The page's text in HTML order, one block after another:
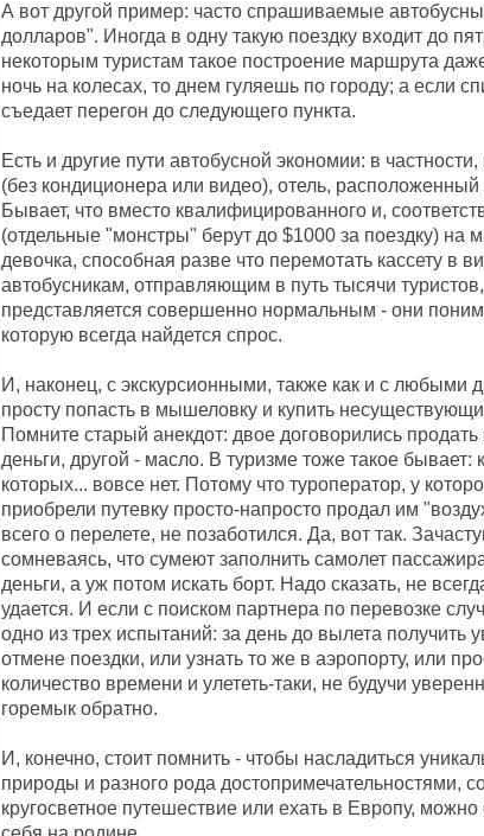
А вот другой пример: часто спрашиваемые
долларов". Иногда в одну такую поездку входит до
некоторым туристам такое построение маршрута
ночь на колесах, то днем гуляешь по городу; а если
съедает перегон до следующего пункта.
Есть и другие пути автобусной экономии: в
(без кондиционера или видео), отель,
Бывает, что вместо квалифицированного и,
(отдельные "монстры" берут до $1000 за поездку) на
девочка, способная разве что перемотать кассету в
автобусникам, отправляющим в путь тысячи
представляется совершенно нормальным - они
которую всегда найдется спрос.
И, наконец, с экскурсионными, также как и с любыми
просту попасть в мышеловку и купить
Помните старый анекдот: двое договорились
деньги, другой - масло. В туризме тоже такое
которых... вовсе нет. Потому что туроператор, у
приобрели путевку просто-напросто продал им
всего о перелете, не позаботился. Да, вот так.
сомневаясь, что сумеют заполнить самолет
деньги, а уж потом искать борт. Надо сказать, не
удается. И если с поиском партнера по перевозке
одно из трех испытаний: за день до вылета получить
отмене поездки, или узнать то же в аэропорту, или
количество времени и улететь-таки, не будучи
горемык обратно.
И, конечно, стоит помнить - чтобы насладиться
природы и разного рода достопримечательностями,
кругосветное путешествие или ехать в Европу,